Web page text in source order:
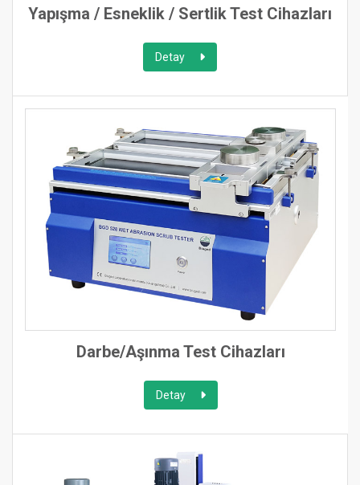
Yapışma / Esneklik / Sertlik Test Cihazları
Detay
Darbe/Aşınma Test Cihazları
Detay